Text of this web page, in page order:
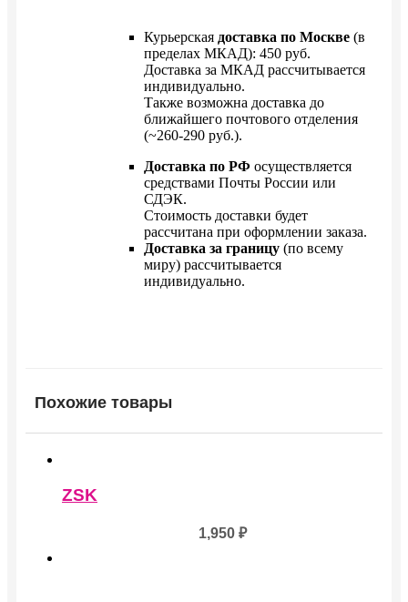
Курьерская доставка по Москве (в
пределах МКАД): 450 руб.
Доставка за МКАД рассчитывается
индивидуально.
Также возможна доставка до
ближайшего почтового отделения
(~260-290 руб.).
Доставка по РФ осуществляется
средствами Почты России или
СДЭК.
Стоимость доставки будет
рассчитана при оформлении заказа.
Доставка за границу (по всему
миру) рассчитывается
индивидуально.
Похожие товары
ZSK
1,950 ₽